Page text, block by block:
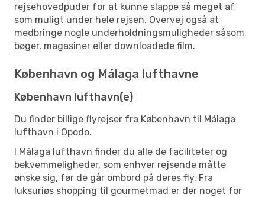
rejsehovedpuder for at kunne slappe så meget af
som muligt under hele rejsen. Overvej også at
medbringe nogle underholdningsmuligheder såsom
bøger, magasiner eller downloadede film.
København og Málaga lufthavne
København lufthavn(e)
Du finder billige flyrejser fra København til Málaga
lufthavn i Opodo.
I Málaga lufthavn finder du alle de faciliteter og
bekvemmeligheder, som enhver rejsende måtte
ønske sig, før de går ombord på deres fly. Fra
luksuriøs shopping til gourmetmad er der noget for